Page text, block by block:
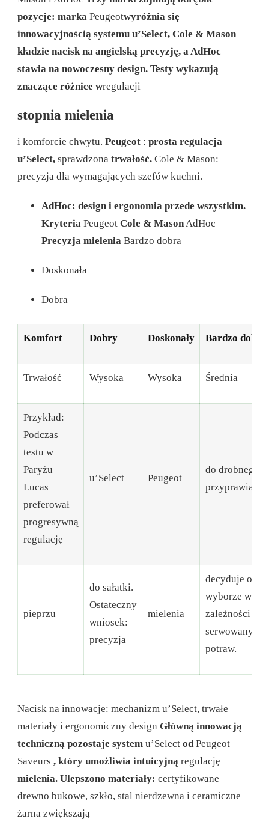
pozycje: marka Peugeotwyróżnia się
innowacyjnością systemu u’Select, Cole & Mason
kładzie nacisk na angielską precyzję, a AdHoc
stawia na nowoczesny design. Testy wykazują
znaczące różnice wregulacji
stopnia mielenia
i komforcie chwytu. Peugeot : prosta regulacja
u’Select, sprawdzona trwałość. Cole & Mason:
precyzja dla wymagających szefów kuchni.
AdHoc: design i ergonomia przede wszystkim.
Kryteria Peugeot Cole & MasonAdHoc
Precyzja mielenia Bardzo dobra
Doskonała
Dobra
Komfort Dobry Doskonały Bardzo dobra
Trwałość Wysoka Wysoka Średnia
Przykład:
Podczas
testu w
Paryżu
Lucas
preferował
progresywną
regulację
u’Select Peugeot
do drobnego
przyprawiania
pieprzu
do sałatki.
Ostateczny
wniosek:
precyzja
mielenia
decyduje o
wyborze w
zależności od
serwowanych
potraw.
Nacisk na innowacje: mechanizm u’Select, trwałe
materiały i ergonomiczny design Główną innowacją
techniczną pozostaje system u’Select odPeugeot
Saveurs , który umożliwia intuicyjną regulację
mielenia. Ulepszono materiały: certyfikowane
drewno bukowe, szkło, stal nierdzewna i ceramiczne
żarna zwiększają